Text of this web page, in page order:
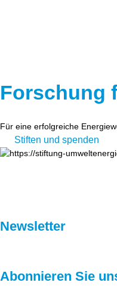
Forschung
Für eine erfolgreiche
Stiften und spenden
Newsletter
Abonnieren Sie